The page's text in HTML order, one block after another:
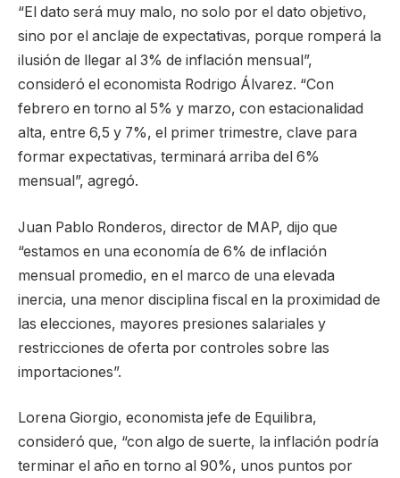
“El dato será muy malo, no solo por el dato objetivo,
sino por el anclaje de expectativas, porque romperá la
ilusión de llegar al 3% de inflación mensual”,
consideró el economista Rodrigo Álvarez. “Con
febrero en torno al 5% y marzo, con estacionalidad
alta, entre 6,5 y 7%, el primer trimestre, clave para
formar expectativas, terminará arriba del 6%
mensual”, agregó.
Juan Pablo Ronderos, director de MAP, dijo que
“estamos en una economía de 6% de inflación
mensual promedio, en el marco de una elevada
inercia, una menor disciplina fiscal en la proximidad de
las elecciones, mayores presiones salariales y
restricciones de oferta por controles sobre las
importaciones”.
Lorena Giorgio, economista jefe de Equilibra,
consideró que, “con algo de suerte, la inflación podría
terminar el año en torno al 90%, unos puntos por